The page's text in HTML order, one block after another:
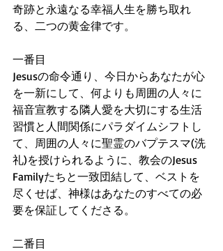
奇跡と永遠なる幸福人生を勝ち取れ
る、二つの黄金律です。
一番目
Jesusの命令通り、今日からあなたが心
を一新にして、何よりも周囲の人々に
福音宣教する隣人愛を大切にする生活
習慣と人間関係にパラダイムシフトし
て、周囲の人々に聖霊のバプテスマ(洗
礼)を授けられるように、教会のJesus
Familyたちと一致団結して、ベストを
尽くせば、神様はあなたのすべての必
要を保証してくださる。
二番目